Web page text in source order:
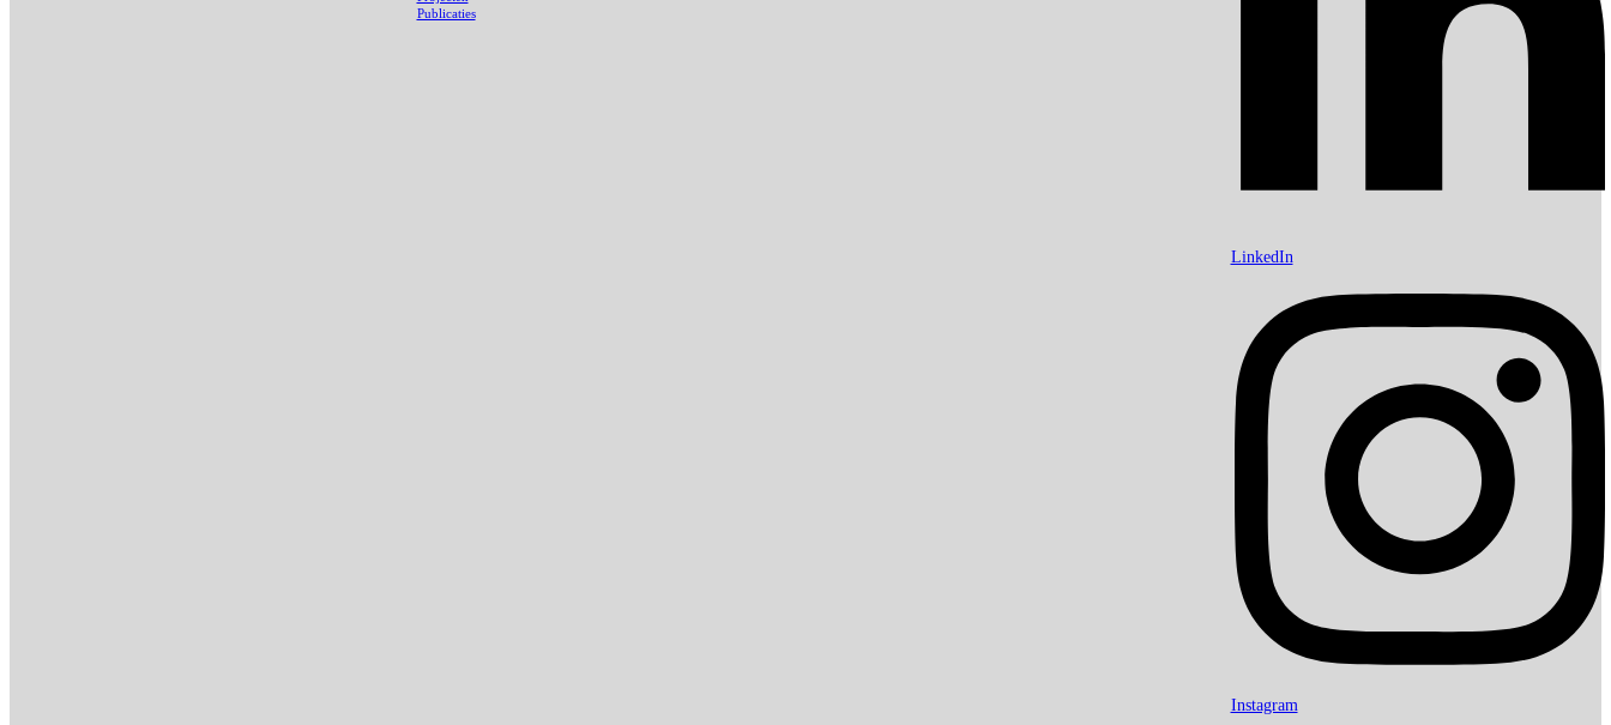
Publicaties
LinkedIn
Instagram